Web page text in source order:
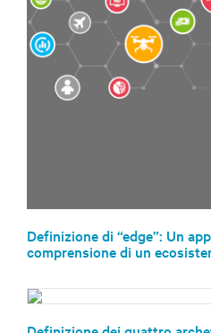
Definizione di “edge”: Un
comprensione di un